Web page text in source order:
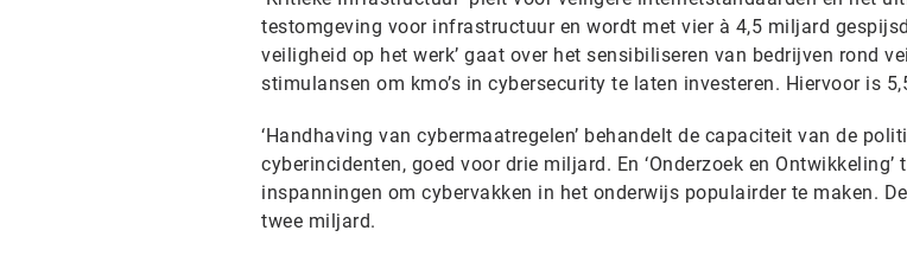
testomgeving voor infrastructuur en wordt met vier à 4,5 miljard
veiligheid op het werk’ gaat over het sensibiliseren van bedrijven rond
stimulansen om kmo’s in cybersecurity te laten investeren. Hiervoor is
‘Handhaving van cybermaatregelen’ behandelt de capaciteit van de
cyberincidenten, goed voor drie miljard. En ‘Onderzoek en Ontwikkeling’
inspanningen om cybervakken in het onderwijs populairder te maken.
twee miljard.